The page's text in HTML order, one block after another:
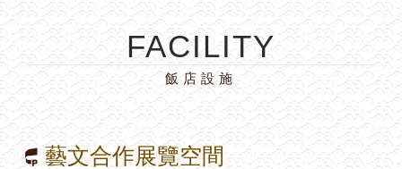
FACILITY
飯店設施
藝文合作展覽空間